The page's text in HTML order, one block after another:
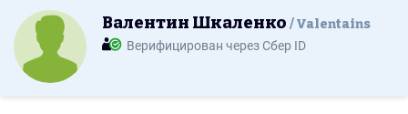
Валентин Шкаленко Valentains
Верифицирован через Сбер ID